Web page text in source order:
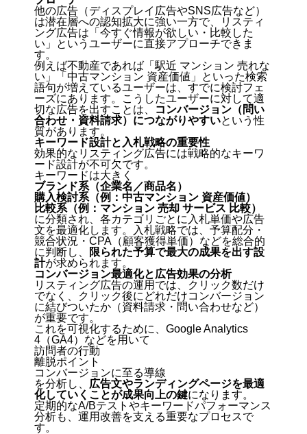
他の広告（ディスプレイ広告やSNS広告など）
は潜在層への認知拡大に強い一方で、リスティ
ング広告は 「今すぐ情報が欲しい・比較した
い」というユーザーに直接アプローチできま
す。
例えば不動産であれば「駅近 マンション 売れな
い」「中古マンション 資産価値」といった検索
語句が増えているユーザーは、すでに検討フェ
ーズにあります。こうしたユーザーに対して適
切な広告を出すことは、
コンバージョン（問い
合わせ・資料請求）につながりやすいという性
質があります。
キーワード設計と入札戦略の重要性
効果的なリスティング広告には戦略的なキーワ
ード設計が不可欠です。
キーワードは大きく
ブランド系（企業名／商品名）
購入検討系（例：中古マンション 資産価値）
比較系（例：マンション 売却 サービス 比較）
に分類され、各カテゴリごとに入札単価や広告
文を最適化します。入札戦略では、予算配分・
競合状況・CPA（顧客獲得単価）などを総合的
に判断し、
限られた予算で最大の成果を出す設
計が求められます。
コンバージョン最適化と広告効果の分析
リスティング広告の運用では、
クリック数だけ
でなく、クリック後にどれだけコンバージョン
に結びついたか（資料請求・問い合わせなど）
が重要です。
これを可視化するために、Google Analytics
4（GA4）などを用いて
訪問者の行動
離脱ポイント
コンバージョンに至る導線
を分析し、 広告文やランディングページを最適
化していくことが成果向上の鍵になります。
定期的なA/Bテストやキーワードパフォーマンス
分析も、運用改善を支える重要なプロセスで
す。